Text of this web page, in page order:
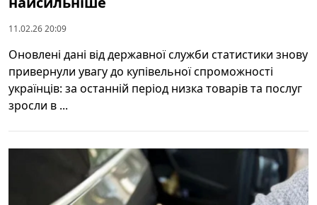
11.02.26 20:09
Оновлені дані від державної служби статистики знову
привернули увагу до купівельної спроможності
українців: за останній період низка товарів та послуг
зросли в ...